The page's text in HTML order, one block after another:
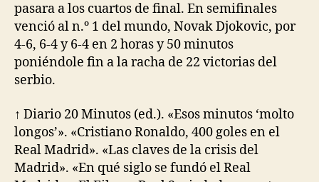
pasara a los cuartos de final. En semifinales
venció al n.º 1 del mundo, Novak Djokovic, por
4-6, 6-4 y 6-4 en 2 horas y 50 minutos
poniéndole fin a la racha de 22 victorias del
serbio.
↑ Diario 20 Minutos (ed.). «Esos minutos ‘molto
longos’». «Cristiano Ronaldo, 400 goles en el
Real Madrid». «Las claves de la crisis del
Madrid». «En qué siglo se fundó el Real